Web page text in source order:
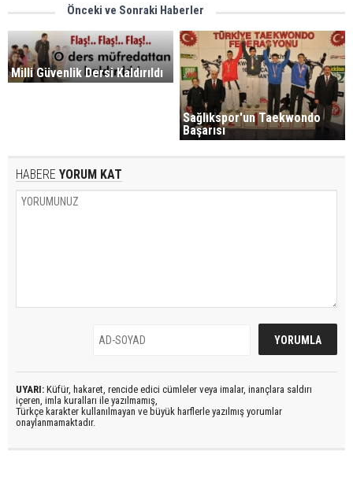
Önceki ve Sonraki Haberler
Milli Güvenlik Dersi Kaldırıldı
Sağlıkspor'un Taekwondo
Başarısı
HABERE YORUM KAT
UYARI: Küfür, hakaret, rencide edici cümleler veya imalar, inançlara saldırı
içeren, imla kuralları ile yazılmamış,
Türkçe karakter kullanılmayan ve büyük harflerle yazılmış yorumlar
onaylanmamaktadır.